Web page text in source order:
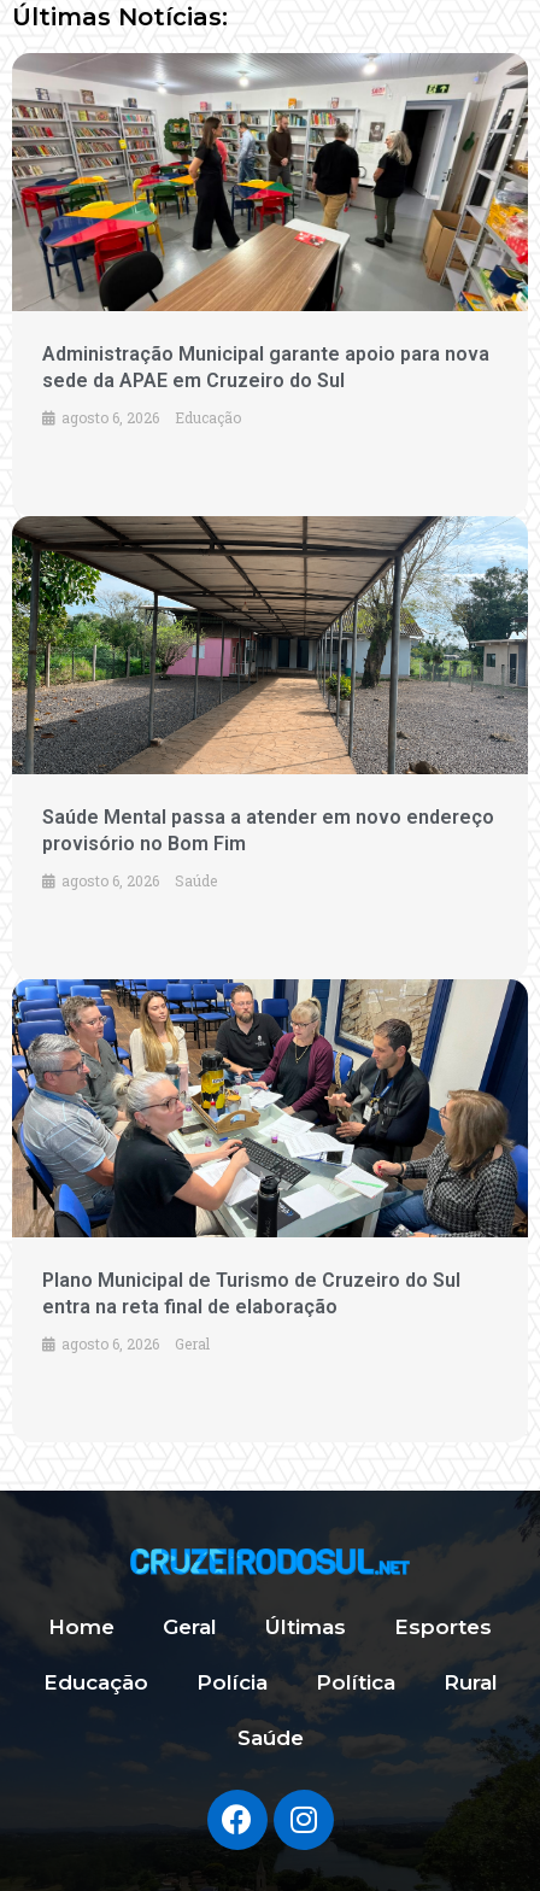
Últimas Notícias:
Administração Municipal garante apoio para nova
sede da APAE em Cruzeiro do Sul
agosto 6, 2026 Educação
Saúde Mental passa a atender em novo endereço
provisório no Bom Fim
agosto 6, 2026 Saúde
Plano Municipal de Turismo de Cruzeiro do Sul
entra na reta final de elaboração
agosto 6, 2026 Geral
Home Geral Últimas Esportes
Educação Polícia Política Rural
Saúde